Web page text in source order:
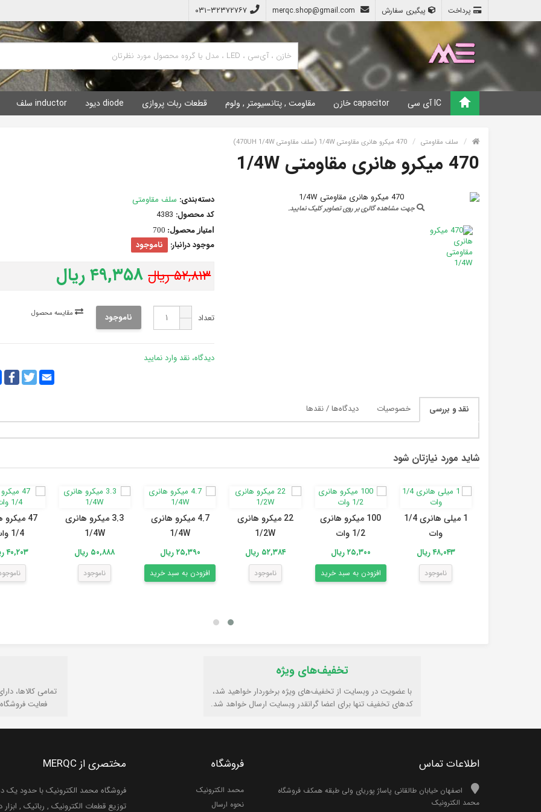
۰۳۱−۳۲۳۷۲۷۶۷ پیگیری سفارش پرداخت
IC آی سی capacitor خازن مقاومت , پتانسیومتر , ولوم قطعات ربات پروازی diode دیود inductor سلف
سلف مقاومتی 470 میکرو هانری مقاومتی 1/4W (سلف مقاومتی 470UH 1/4W)
470 میکرو هانری مقاومتی 1/4W
جهت مشاهده گالری بر روی تصاویر کلیک نمایید.
دسته‌بندی: سلف مقاومتی
کد محصول: 4383
امتیاز محصول: 700
موجود درانبار: ناموجود
۵۲,۸۱۳ ریال ۴۹,۳۵۸ ریال
تعداد ناموجود مقایسه محصول
دیدگاه، نقد وارد نمایید
TwitterEmail
نقد و بررسی خصوصیات دیدگاه‌ها / نقدها
شاید مورد نیازتان شود
1 میلی هانری 1/4
وات
۴۸,۰۴۳ ریال
ناموجود
100 میکرو هانری
1/2 وات
۲۵,۳۰۰ ریال
افزودن به سبد خرید
22 میکرو هانری
1/2W
۵۲,۳۸۴ ریال
ناموجود
4.7 میکرو هانری
1/4W
۲۵,۳۹۰ ریال
افزودن به سبد خرید
3.3 میکرو هانری
1/4W
۵۰,۸۸۸ ریال
ناموجود
47
1/4 وات
۴۰,۲۰۳ ریال
تخفیف‌های ویژه
با عضویت در وبسایت از تخفیف‌های ویژه برخوردار خواهید شد،
کدهای تخفیف تنها برای اعضا گرانقدر وبسایت ارسال خواهد شد.
تمامی كالاها،
فعایت
اطلاعات تماس
اصفهان خیابان طالقانی پاساژ پوریای ولی طبقه همکف فروشگاه
محمد الکترونیک
فروشگاه
محمد الکترونیک
نحوه ارسال
مختصری از MERQC
فروشگاه محمد الکترونیک با حدود یک
توزیع قطعات الکترونیک , رباتیک ,